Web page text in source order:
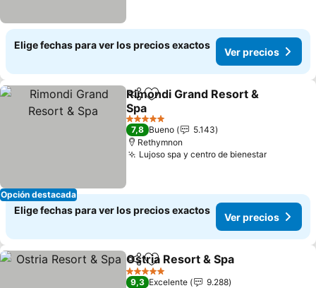
Elige fechas para ver los precios exactos
Ver precios
Opción destacada
CompartirAgregar a favoritos
Rimondi Grand Resort &
Spa
5 Estrellas
7,8 Bueno
5.143
Rethymnon
Lujoso spa y centro de bienestar
Elige fechas para ver los precios exactos
Ver precios
CompartirAgregar a favoritos
Ostria Resort & Spa
5 Estrellas
9,3 Excelente
9.288